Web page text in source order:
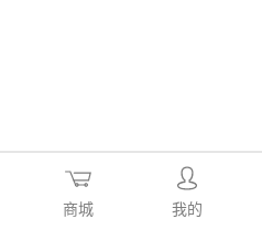
商城 我的